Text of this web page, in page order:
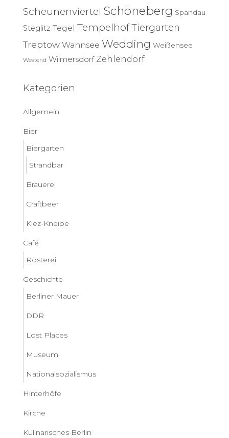
Scheunenviertel Schöneberg Spandau
Steglitz Tegel TempelhofTiergarten
Treptow Wannsee Wedding Weißensee
Westend Wilmersdorf Zehlendorf
Kategorien
Allgemein
Bier
Biergarten
Strandbar
Brauerei
Craftbeer
Kiez-Kneipe
Café
Rösterei
Geschichte
Berliner Mauer
DDR
Lost Places
Museum
Nationalsozialismus
Hinterhöfe
Kirche
Kulinarisches Berlin